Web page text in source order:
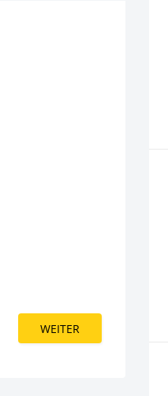
WEITER